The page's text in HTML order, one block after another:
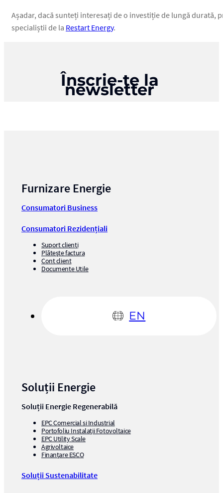
Așadar, dacă sunteți interesați de o investiție de lungă durată,
specialiștii de la Restart Energy.
Înscrie-te la
newsletter
Furnizare Energie
Consumatori Business
Consumatori Rezidențiali
Suport clienți
Plătește factura
Cont client
Documente Utile
EN
Soluții Energie
Soluții Energie Regenerabilă
EPC Comercial si Industrial
Portofoliu Instalații Fotovoltaice
EPC Utility Scale
Agrivoltaice
Finanțare ESCO
Soluții Sustenabilitate